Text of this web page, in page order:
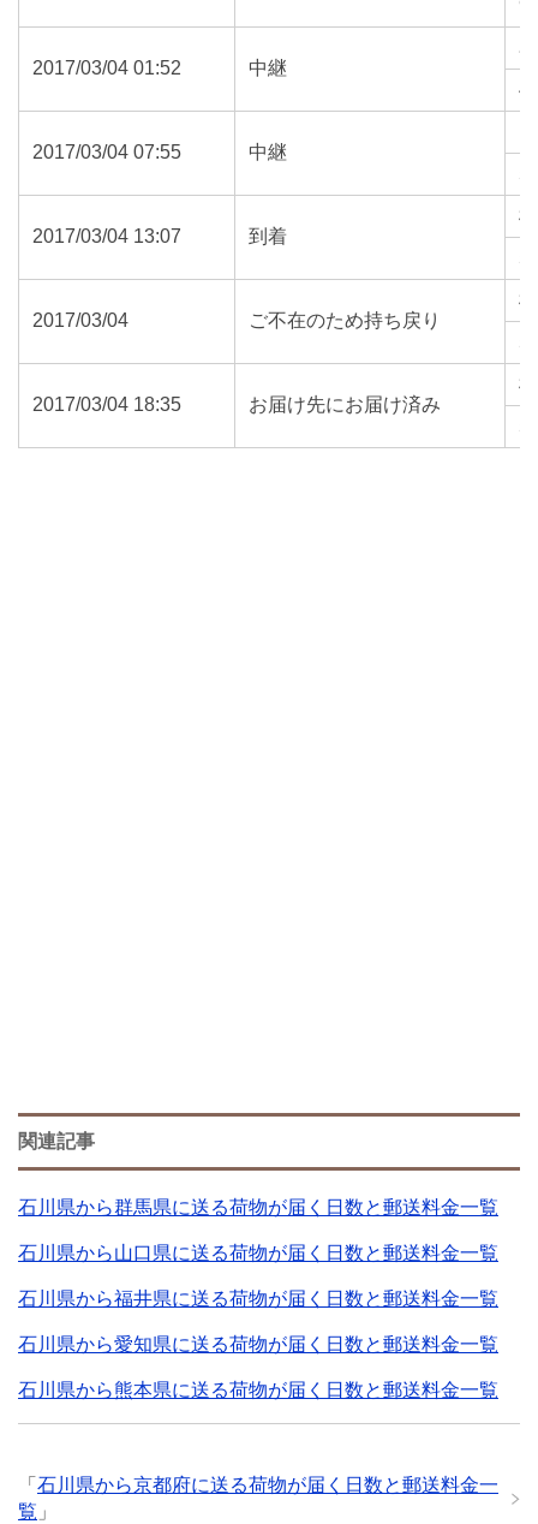
2017/03/04 01:52 中継
2017/03/04 07:55 中継
2017/03/04 13:07 到着
2017/03/04 ご不在のため持ち戻り
2017/03/04 18:35 お届け先にお届け済み
関連記事
石川県から群馬県に送る荷物が届く日数と郵送料金一覧
石川県から山口県に送る荷物が届く日数と郵送料金一覧
石川県から福井県に送る荷物が届く日数と郵送料金一覧
石川県から愛知県に送る荷物が届く日数と郵送料金一覧
石川県から熊本県に送る荷物が届く日数と郵送料金一覧
「 石川県から京都府に送る荷物が届く日数と郵送料金一
覧 」